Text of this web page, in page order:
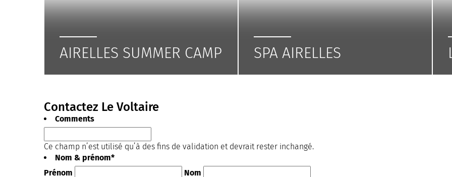
AIRELLES SUMMER CAMP SPA AIRELLES
Contactez Le Voltaire
Comments
Ce champ n’est utilisé qu’à des fins de validation et devrait rester inchangé.
Nom & prénom*
Prénom
Nom